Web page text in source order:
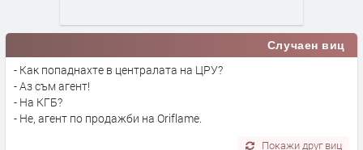
Случаен виц
- Как попаднахте в централата на ЦРУ?
- Аз съм агент!
- На КГБ?
- Не, агент по продажби на Oriflame.
Покажи друг виц